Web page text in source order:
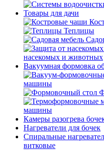
Товары для дачи
Теплицы
насекомых и животных
Вакуумная формовка
машины
машины
Камеры разогрева
Нагреватели для бочек
Спиральные
витковые